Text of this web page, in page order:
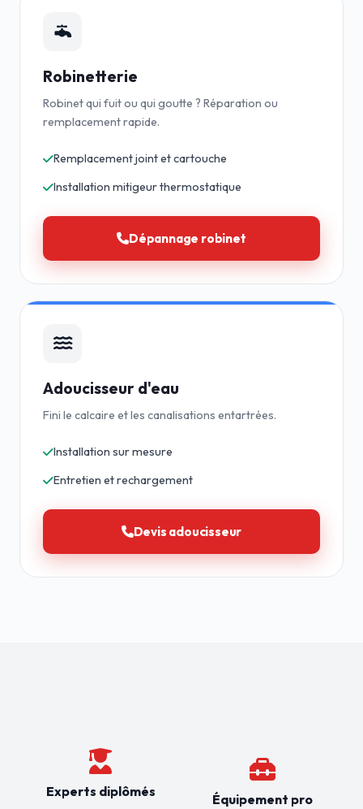
Robinetterie
Robinet qui fuit ou qui goutte ? Réparation ou
remplacement rapide.
Remplacement joint et cartouche
Installation mitigeur thermostatique
Dépannage robinet
Adoucisseur d'eau
Fini le calcaire et les canalisations entartrées.
Installation sur mesure
Entretien et rechargement
Devis adoucisseur
Experts diplômés Équipement pro